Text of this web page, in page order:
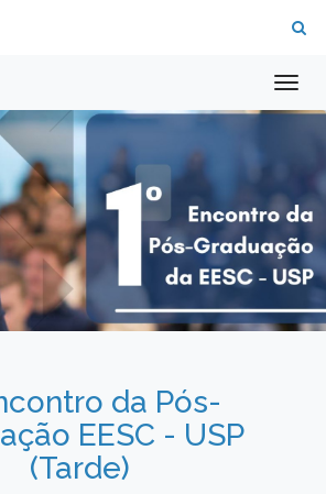
da Pós-
EESC - USP
(Tarde)